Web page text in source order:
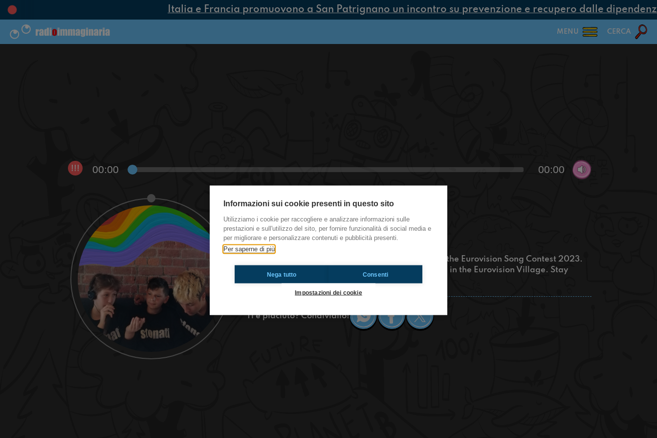
Italia e Francia promuovono a San Patrignano un incontro su prevenzione e recupero dalle
MENU CERCA
!!! 00:00 00:00
#Check-In Crazy fans
Hi Guys! This is Radioimmaginaria, we’re here for the Eurovision Song Contest 2023.
Today we’re going to talk about fans and countries in the Eurovision Village. Stay
Ti è piaciuto? Condividilo!
Informazioni sui cookie presenti in questo sito
Utilizziamo i cookie per raccogliere e analizzare informazioni sulle
prestazioni e sull'utilizzo del sito, per fornire funzionalità di social media e
per migliorare e personalizzare contenuti e pubblicità presenti.
Per saperne di più
Nega tutto Consenti
Impostazioni dei cookie